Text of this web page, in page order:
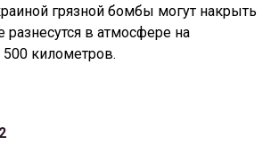
грязной бомбы могут накрыть
разнесутся в атмосфере на
500 километров.